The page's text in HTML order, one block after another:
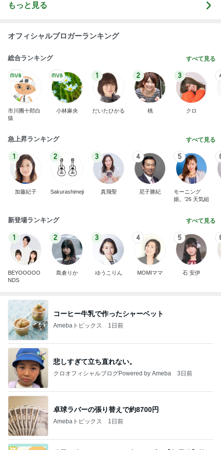
もっと見る
オフィシャルブロガーランキング
総合ランキング すべて見る
市川團十郎白
猿
小林麻央
1
だいたひかる
2
桃
3
クロ
急上昇ランキング すべて見る
1
加藤紀子
2
Sakurashimeji
3
真飛聖
4
尼子勝紀
5
モーニング
娘。'26 天気組
新登場ランキング すべて見る
1
BEYOOOOO
NDS
2
島倉りか
3
ゆうこりん
4
MOMIママ
5
石 安伊
コーヒー牛乳で作ったシャーベット
Amebaトピックス 1日前
悲しすぎて立ち直れない。
クロオフィシャルブログPowered by Ameba 3日前
卓球ラバーの張り替えで約8700円
Amebaトピックス 1日前